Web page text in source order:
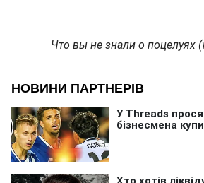
Что вы не знали о поцелуях